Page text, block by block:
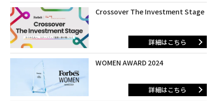
Crossover The Investment Stage
詳細はこちら
WOMEN AWARD 2024
詳細はこちら